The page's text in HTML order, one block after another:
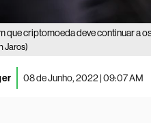
que criptomoeda deve continuar a
Jaros)
08 de Junho, 2022 | 09:07 AM